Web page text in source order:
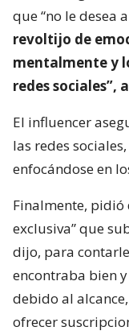
que “no le desea
revoltijo de
mentalmente y
redes sociales”,
El influencer
las redes
enfocándose en
Finalmente,
exclusiva” que
dijo, para
encontraba bien
debido al
ofrecer